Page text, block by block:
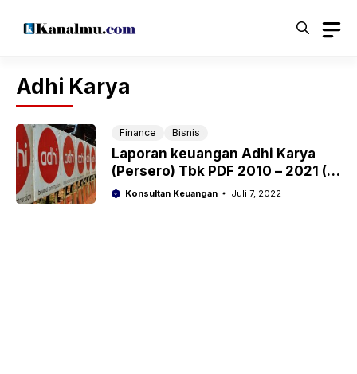
Adhi Karya
Finance Bisnis
Laporan keuangan Adhi Karya
(Persero) Tbk PDF 2010 – 2021 (
ADHI )
Konsultan Keuangan Juli 7, 2022